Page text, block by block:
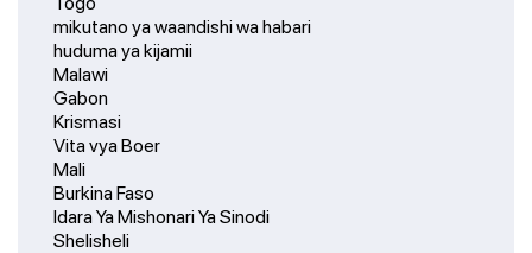
mikutano ya waandishi wa habari
huduma ya kijamii
Malawi
Gabon
Krismasi
Vita vya Boer
Mali
Burkina Faso
Idara Ya Mishonari Ya Sinodi
Shelisheli